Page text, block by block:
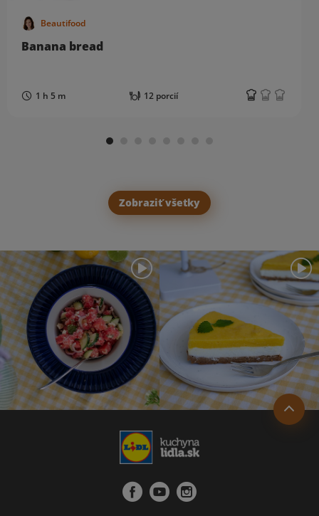
Beautifood
Banana bread
1 h 5 m 12 porcií
Zobraziť všetky